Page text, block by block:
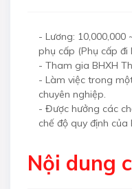
- Lương: 10,000,000
phụ cấp (Phụ cấp đi
- Tham gia BHXH
- Làm việc trong
chuyên nghiệp.
- Được hưởng các
chế độ quy định của
Nội dung